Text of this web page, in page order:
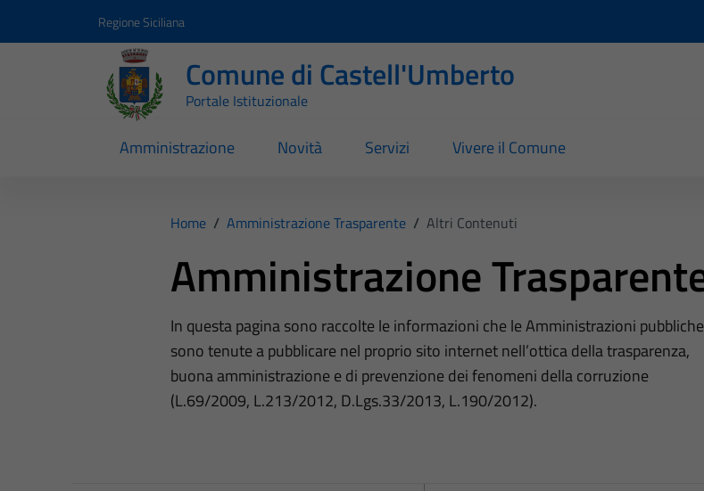
Regione Siciliana
Comune di Castell'Umberto
Portale Istituzionale
Amministrazione Novità Servizi Vivere il Comune
Home / Amministrazione Trasparente / Altri Contenuti
Amministrazione
In questa pagina sono raccolte le informazioni che le Amministrazioni pubbliche
sono tenute a pubblicare nel proprio sito internet nell’ottica della trasparenza,
buona amministrazione e di prevenzione dei fenomeni della corruzione
(L.69/2009, L.213/2012, D.Lgs.33/2013, L.190/2012).